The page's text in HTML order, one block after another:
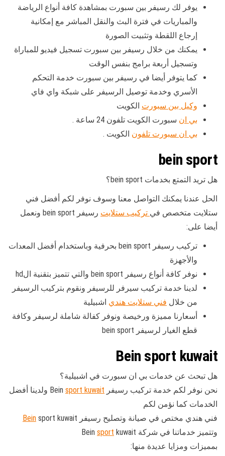
يوفر لك رسيفر بين سبورت بمشاهدة كافة أنواع الرياضة
والمباريات في فترة البث والنقل المباشر مع إمكانية
إرجاع اللقطة وتثبيت الصورة
يمكنك من خلال رسيفر بين سبورت تسجيل فيديو للمباراة
وتسجيل أربعة برامج بنفس الوقت
كما يتوفر أيضا في رسيفر بين سبورت خدمة التحكم
الأسري وخدمة توصيل الرسيفر على شبكة واي فاي
وكيل بين سبورت الكويت
بي ان سبورت الكويت تلفون 24 ساعة .
بي ان سبورت تلفون الكويت .
bein sport
هل تريد التمتع بخدمات bein sport؟
الحل عندنا يمكنك التواصل معنا وسوف نوفر لكم أفضل فني
ستلايت متخصص في تركيب ستلايت
رسيفر bein sport ونعمل
أيضا على:
تركيب رسيفر bein sport بحرفية وباستخدام أفضل المعدات
والأجهزة
نوفر كافة أنواع رسيفر bein sport والتي تتميز بتقنية الhd
لدينا خدمة تركيب سيرفر للرسيفر ونقوم بتركيب الرسيفر
من خلال فني ستلايت هندي اشبيلية
أسعارنا مميزة ورخيصة ونوفر كفالة شاملة لرسيفر وكافة
قطع الغيار لرسيفر bein sport
Bein sport kuwait
هل تبحث عن خدمات بي ان سبورت في اشبيلية؟
نحن نوفر لكم خدمة تركيب رسيفر Bein sport kuwait
ولدينا أفضل
الخدمات كما نؤمن لكم
فني هندي مختص في صيانة وتصليح رسيفر
Bein sport kuwait
وتتميز خدماتنا في شركة Bein
sport kuwait
بمميزات ومزايا عديدة منها: